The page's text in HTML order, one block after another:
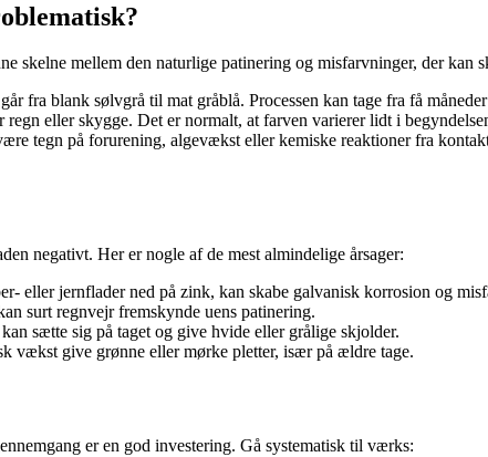
skelne mellem den naturlige patinering og misfarvninger, der kan
fra blank sølvgrå til mat gråblå. Processen kan tage fra få
regn eller skygge. Det er normalt, at farven varierer lidt i
tegn på forurening, algevækst eller kemiske reaktioner fra
negativt. Her er nogle af de mest almindelige årsager:
eller jernflader ned på zink, kan skabe galvanisk korrosion og
surt regnvejr fremskynde uens patinering.
sætte sig på taget og give hvide eller grålige skjolder.
vækst give grønne eller mørke pletter, især på ældre tage.
er en god investering. Gå systematisk til værks: